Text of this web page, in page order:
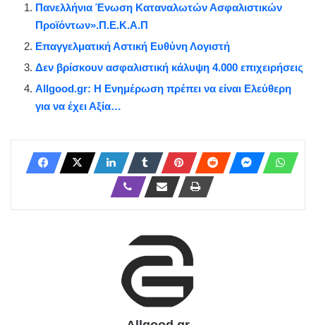
Πανελλήνια Ένωση Καταναλωτών Ασφαλιστικών
Προϊόντων».Π.Ε.Κ.Α.Π
Επαγγελματική Αστική Ευθύνη Λογιστή
Δεν βρίσκουν ασφαλιστική κάλυψη 4.000 επιχειρήσεις
Allgood.gr: Η Ενημέρωση πρέπει να είναι Ελεύθερη
για να έχει Αξία…